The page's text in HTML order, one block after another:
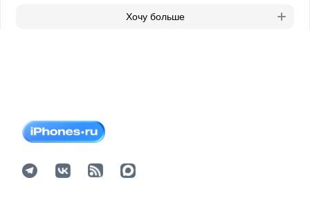
Хочу больше